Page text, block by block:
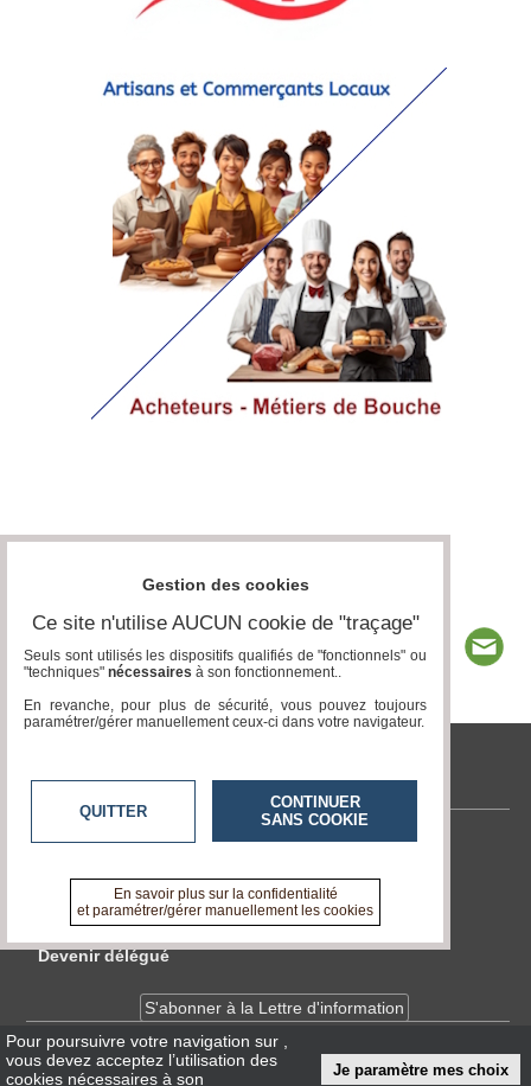
tvlocale.fr
En savoir +
A propos de tvlocale.fr
Devenir délégué
S'abonner à la Lettre d'information
InfosCNIL/RGPD
Pour poursuivre votre navigation sur
vous devez acceptez l’utilisation des
cookies nécessaires à son
Je paramètre mes choix
Gestion des cookies
Ce site n'utilise AUCUN cookie de "traçage"
Seuls sont utilisés les dispositifs qualifiés de "fonctionnels" ou
"techniques" nécessaires à son fonctionnement..
En revanche, pour plus de sécurité, vous pouvez toujours
paramétrer/gérer manuellement ceux-ci dans votre navigateur.
QUITTER
CONTINUER
SANS COOKIE
En savoir plus sur la confidentialité
et paramétrer/gérer manuellement les cookies